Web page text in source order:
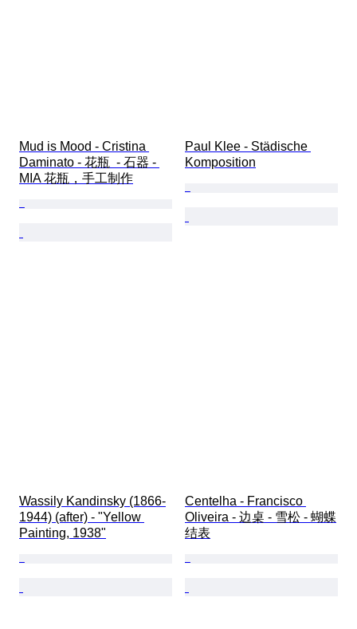
Mud is Mood - Cristina
Daminato - 花瓶  - 石器 -
MIA 花瓶，手工制作
Paul Klee - Städische
Komposition
Wassily Kandinsky (1866-
1944) (after) - "Yellow
Painting, 1938"
Centelha - Francisco
Oliveira - 边桌 - 雪松 - 蝴蝶
结表